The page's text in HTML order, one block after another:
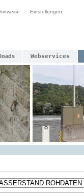
Einstellungen
Webservices